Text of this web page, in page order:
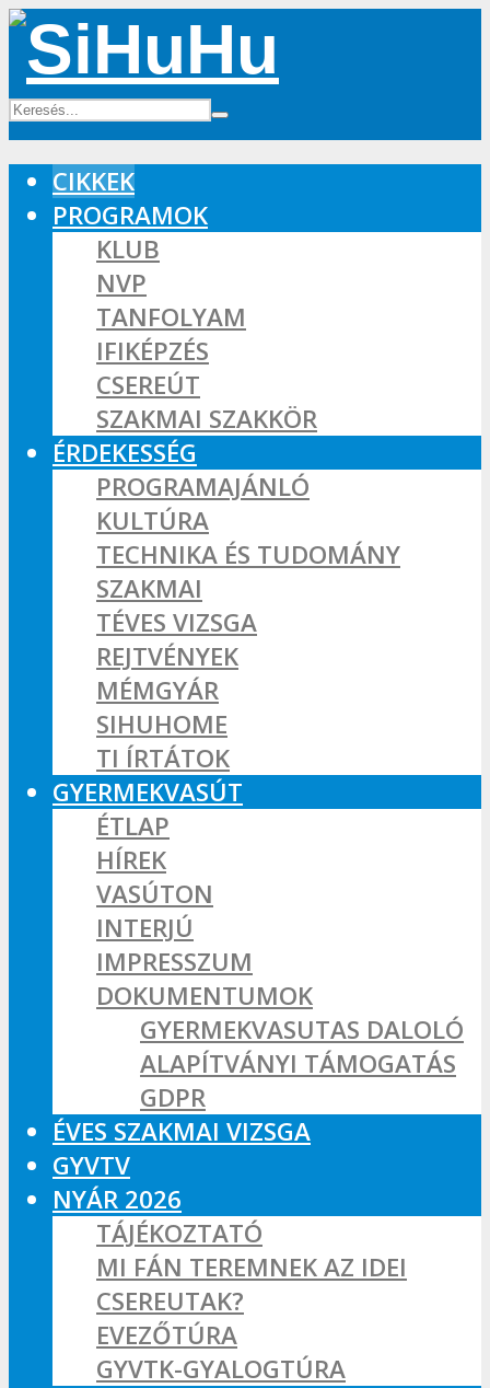
CIKKEK
PROGRAMOK
KLUB
NVP
TANFOLYAM
IFIKÉPZÉS
CSEREÚT
SZAKMAI SZAKKÖR
ÉRDEKESSÉG
PROGRAMAJÁNLÓ
KULTÚRA
TECHNIKA ÉS TUDOMÁNY
SZAKMAI
TÉVES VIZSGA
REJTVÉNYEK
MÉMGYÁR
SIHUHOME
TI ÍRTÁTOK
GYERMEKVASÚT
ÉTLAP
HÍREK
VASÚTON
INTERJÚ
IMPRESSZUM
DOKUMENTUMOK
GYERMEKVASUTAS DALOLÓ
ALAPÍTVÁNYI TÁMOGATÁS
GDPR
ÉVES SZAKMAI VIZSGA
GYVTV
NYÁR 2026
TÁJÉKOZTATÓ
MI FÁN TEREMNEK AZ IDEI
CSEREUTAK?
EVEZŐTÚRA
GYVTK-GYALOGTÚRA